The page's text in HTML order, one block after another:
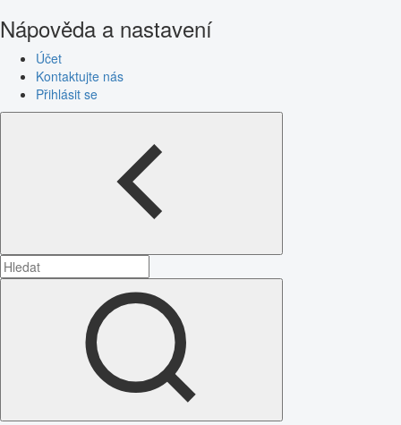
Nápověda a nastavení
Účet
Kontaktujte nás
Přihlásit se